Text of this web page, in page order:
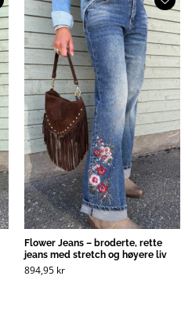
Flower Jeans – broderte, rette
jeans med stretch og høyere liv
894,95 kr